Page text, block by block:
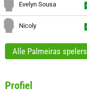
Evelyn Sousa
Nicoly
Alle Palmeiras spelers
Profiel